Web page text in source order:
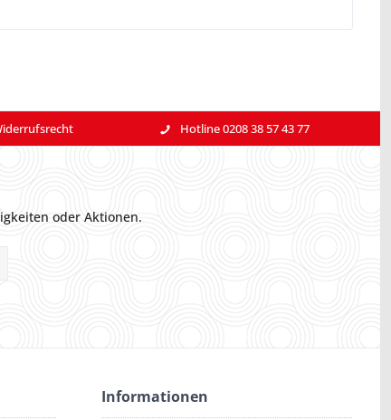
Hotline 0208 38 57 43 77
oder Aktionen.
Informationen